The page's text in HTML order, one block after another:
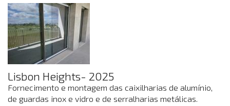
Lisbon Heights- 2025
Fornecimento e montagem das caixilharias de alumínio,
de guardas inox e vidro e de serralharias metálicas.